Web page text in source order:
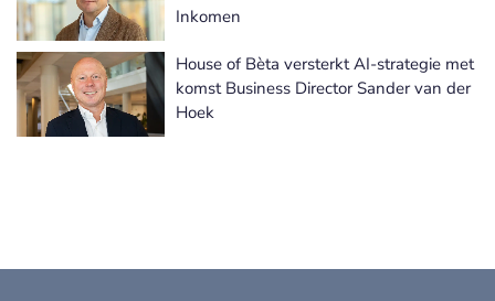
Inkomen
House of Bèta versterkt AI-strategie met
komst Business Director Sander van der
Hoek